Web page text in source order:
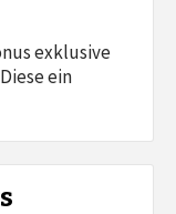
exklusive
ein